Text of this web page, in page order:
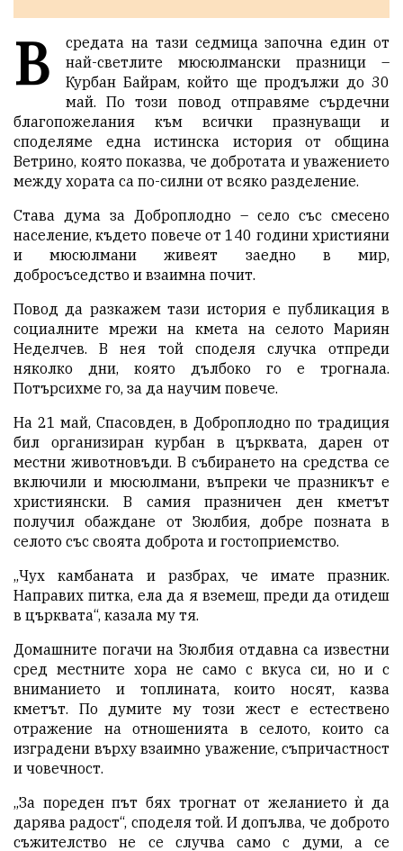
В
средата на тази седмица започна един от
най-светлите мюсюлмански празници –
Курбан Байрам, който ще продължи до 30
май. По този повод отправяме сърдечни
благопожелания към всички празнуващи и
споделяме една истинска история от община
Ветрино, която показва, че добротата и уважението
между хората са по-силни от всяко разделение.
Става дума за Доброплодно – село със смесено
население, където повече от 140 години християни
и мюсюлмани живеят заедно в мир,
добросъседство и взаимна почит.
Повод да разкажем тази история е публикация в
социалните мрежи на кмета на селото Мариян
Неделчев. В нея той споделя случка отпреди
няколко дни, която дълбоко го е трогнала.
Потърсихме го, за да научим повече.
На 21 май, Спасовден, в Доброплодно по традиция
бил организиран курбан в църквата, дарен от
местни животновъди. В събирането на средства се
включили и мюсюлмани, въпреки че празникът е
християнски. В самия празничен ден кметът
получил обаждане от Зюлбия, добре позната в
селото със своята доброта и гостоприемство.
„Чух камбаната и разбрах, че имате празник.
Направих питка, ела да я вземеш, преди да отидеш
в църквата“, казала му тя.
Домашните погачи на Зюлбия отдавна са известни
сред местните хора не само с вкуса си, но и с
вниманието и топлината, които носят, казва
кметът. По думите му този жест е естествено
отражение на отношенията в селото, които са
изградени върху взаимно уважение, съпричастност
и човечност.
„За пореден път бях трогнат от желанието ѝ да
дарява радост“, споделя той. И допълва, че доброто
съжителство не се случва само с думи, а се